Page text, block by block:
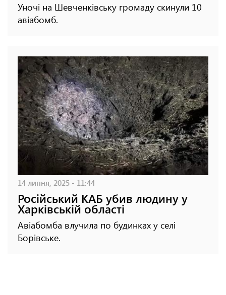
Уночі на Шевченківську громаду скинули 10
авіабомб.
14 липня, 2025 - 11:44
Російський КАБ убив людину у
Харківській області
Авіабомба влучила по будинках у селі
Борівське.